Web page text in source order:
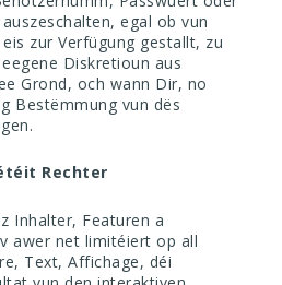
egal ob vun
zur Verfügung gestallt, zu
Diskretioun aus
Grond, och wann Dir, no
Bestëmmung vun dës
Rechter
Inhalter, Featuren a
awer net limitéiert op all
Text, Affichage, déi